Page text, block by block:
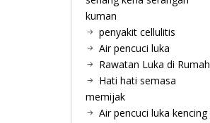
kuman
penyakit cellulitis
Air pencuci luka
Rawatan Luka di Rumah
Hati hati semasa
memijak
Air pencuci luka kencing